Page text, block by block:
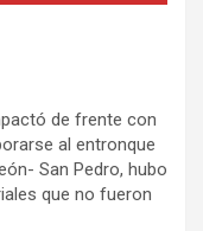
de frente con
al entronque
San Pedro, hubo
que no fueron